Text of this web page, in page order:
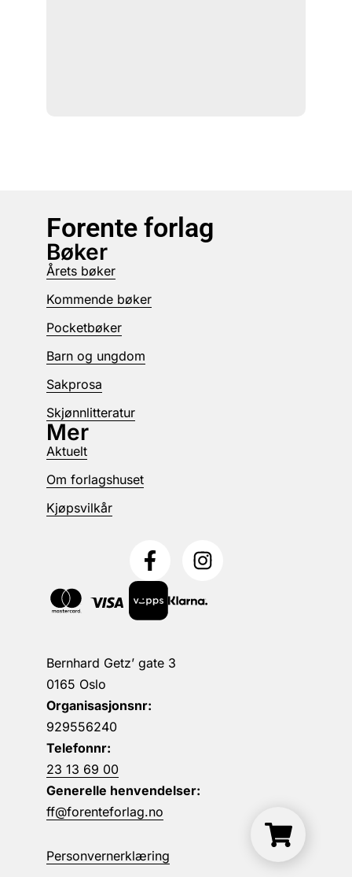
Forente forlag
Bernhard Getz’ gate 3
0165 Oslo
Organisasjonsnr:
929556240
Telefonnr:
23 13 69 00
Generelle henvendelser:
ff@forenteforlag.no
Personvernerklæring
Bøker
Årets bøker
Kommende bøker
Pocketbøker
Barn og ungdom
Sakprosa
Skjønnlitteratur
Mer
Aktuelt
Om forlagshuset
Kjøpsvilkår